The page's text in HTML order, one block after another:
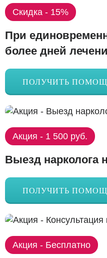
Скидка - 15%
При
более дней
ПОЛУЧИТЬ
Акция - 1 500 руб.
Выезд нарколога
ПОЛУЧИТЬ
Акция - Бесплатно